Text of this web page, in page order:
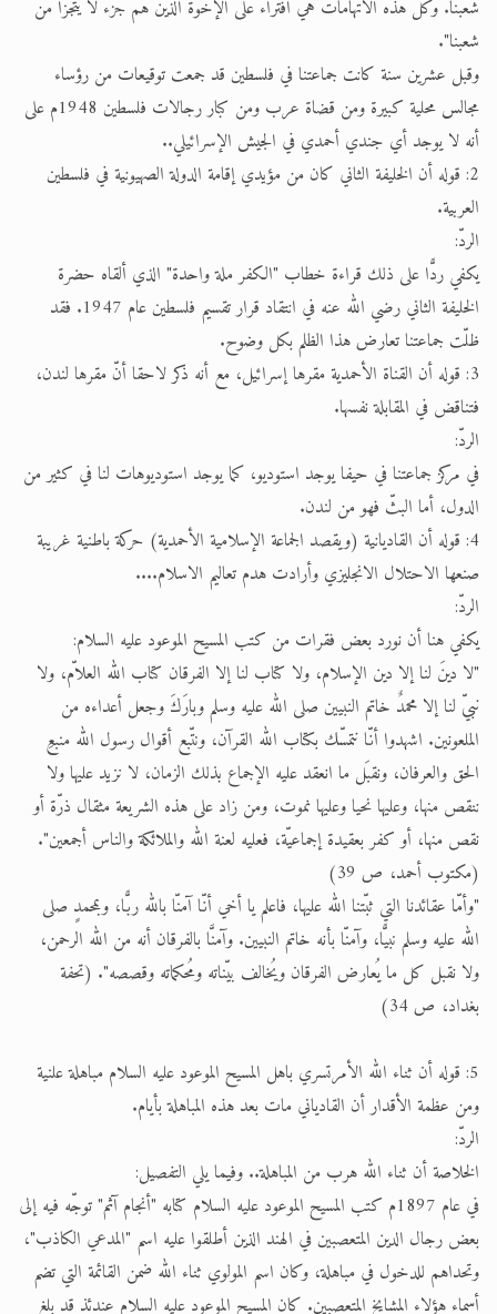
شعبنا. وكل هذه الاتهامات هي افتراء على الإخوة الذين هم جزء لا يتجزأ من
شعبنا".
وقبل عشرين سنة كانت جماعتنا في فلسطين قد جمعت توقيعات من رؤساء
مجالس محلية كبيرة ومن قضاة عرب ومن كبار رجالات فلسطين 1948م على
أنه لا يوجد أي جندي أحمدي في الجيش الإسرائيلي..
2: قوله أن الخليفة الثاني كان من مؤيدي إقامة الدولة الصهيونية في فلسطين
العربية.
الردّ:
يكفي ردًّا على ذلك قراءة خطاب "الكفر ملة واحدة" الذي ألقاه حضرة
الخليفة الثاني رضي الله عنه في انتقاد قرار تقسيم فلسطين عام 1947. فقد
ظلّت جماعتنا تعارض هذا الظلم بكل وضوح.
3: قوله أن القناة الأحمدية مقرها إسرائيل، مع أنه ذكر لاحقا أنّ مقرها لندن،
فتناقض في المقابلة نفسها.
الردّ:
في مركز جماعتنا في حيفا يوجد استوديو، كما يوجد استوديوهات لنا في كثير من
الدول، أما البثّ فهو من لندن.
4: قوله أن القاديانية (ويقصد الجماعة الإسلامية الأحمدية) حركة باطنية غريبة
صنعها الاحتلال الانجليزي وأرادت هدم تعاليم الاسلام....
الردّ:
يكفي هنا أن نورد بعض فقرات من كتب المسيح الموعود عليه السلام:
"لا دينَ لنا إلا دين الإسلام، ولا كتاب لنا إلا الفرقان كتاب الله العلاّم، ولا
نبيّ لنا إلا محمدٌ خاتم النبيين صلى الله عليه وسلم وبارَكَ وجعل أعداءه من
الملعونين. اشهدوا أنّا نتمسّك بكتاب الله القرآن، ونتّبع أقوال رسول الله منبعِ
الحق والعرفان، ونقبَل ما انعقد عليه الإجماع بذلك الزمان، لا نزيد عليها ولا
ننقص منها، وعليها نحيا وعليها نموت، ومن زاد على هذه الشريعة مثقال ذرّة أو
نقص منها، أو كفر بعقيدة إجماعيّة، فعليه لعنة الله والملائكة والناس أجمعين".
(مكتوب أحمد، ص 39)
"وأمّا عقائدنا التي ثبّتنا الله عليها، فاعلم يا أخي أنّا آمنّا بالله ربًّا، وبمحمدٍ صلى
الله عليه وسلم نبيًّا، وآمنّا بأنه خاتم النبيين. وآمنَّا بالفرقان أنه من الله الرحمن،
ولا نقبل كل ما يُعارض الفرقان ويُخالف بيّناته ومُحكماته وقصصه". (تحفة
بغداد، ص 34)
5: قوله أن ثناء الله الأمرتسري باهل المسيح الموعود عليه السلام مباهلة علنية
ومن عظمة الأقدار أن القادياني مات بعد هذه المباهلة بأيام.
الردّ:
الخلاصة أن ثناء الله هرب من المباهلة.. وفيما يلي التفصيل:
في عام 1897م كتب المسيح الموعود عليه السلام كتابه "أنجام آثم" توجّه فيه إلى
بعض رجال الدين المتعصبين في الهند الذين أطلقوا عليه اسم "المدعي الكاذب"،
وتحداهم للدخول في مباهلة، وكان اسم المولوي ثناء الله ضمن القائمة التي تضم
أسماء هؤلاء المشايخ المتعصبين. كان المسيح الموعود عليه السلام عندئذ قد بلغ